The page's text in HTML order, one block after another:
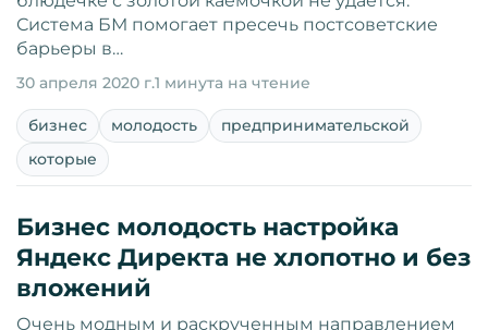
Система БМ помогает пресечь постсоветские
барьеры в…
30 апреля 2020 г.1 минута на чтение
бизнес молодость
предпринимательской
которые
Бизнес молодость настройка
Яндекс Директа не хлопотно и без
вложений
Очень модным и раскрученным направлением